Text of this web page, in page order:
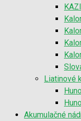
Liatinové
Akumulačné